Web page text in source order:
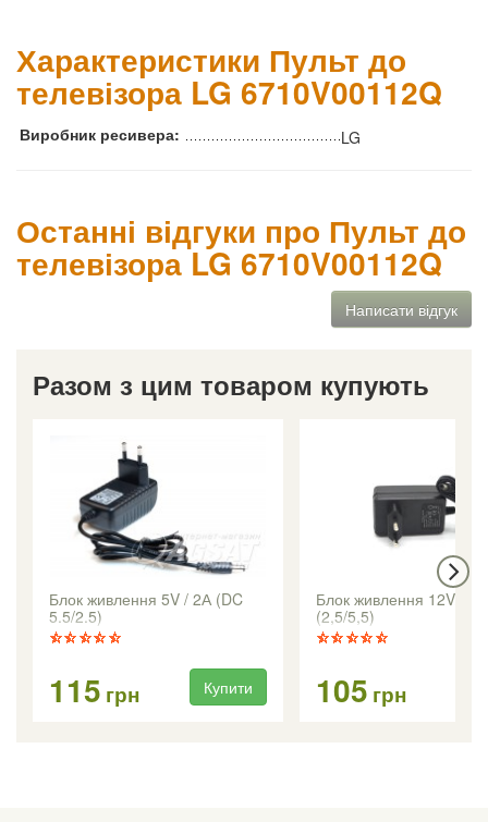
Характеристики Пульт до
телевізора LG 6710V00112Q
Виробник ресивера: LG
Останні відгуки про Пульт до
телевізора LG 6710V00112Q
Написати відгук
Разом з цим товаром купують
Блок живлення 5V / 2А (DC
5.5/2.5)
115 грн Купити
Блок живлення 12V/
(2,5/5,5)
105 грн